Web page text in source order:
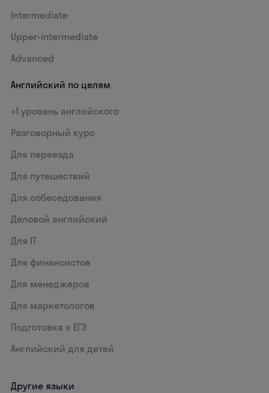
Intermediate
Upper-intermediate
Advanced
Английский по целям
+1 уровень английского
Разговорный курс
Для переезда
Для путешествий
Для собеседования
Деловой английский
Для IT
Для финансистов
Для менеджеров
Для маркетологов
Подготовка к ЕГЭ
Английский для детей
Другие языки